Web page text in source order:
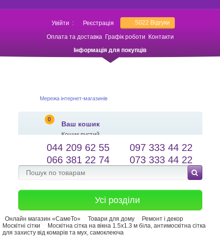
Увійти : Реєстрація 5022 Відгуки
Оплата та доставка Графік роботи
Контакти
Інформація для покупців
Мережа інтернет-магазинів
0
Ваш кошик
Кошик пустий
salessameto@gmail.com
Зворотній зв'язок
Мова сайту
044 209 62 55
097 333 44 22
066 381 22 74
073 333 44 22
Усі розділи
Онлайн магазин «СамеТо» Товари для дому
Ремонт і декор
Москітні сітки
Москітна сітка на вікна 1.5х1.3 м біла, антимоскітна сітка
для захисту від комарів та мух, самоклеюча